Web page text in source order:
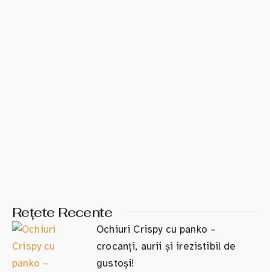
Rețete Recente
Ochiuri Crispy cu panko –
crocanți, aurii și irezistibil de
gustoși!